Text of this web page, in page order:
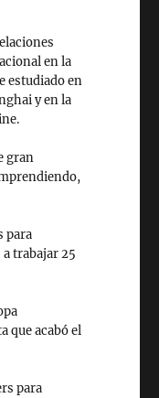
en la
estudiado en
y en la
gran
para
trabajar 25
que acabó el
para